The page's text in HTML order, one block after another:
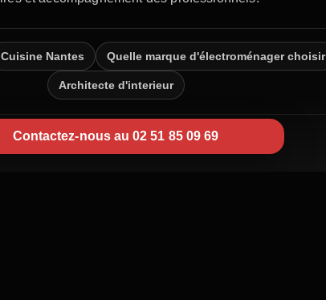
Cuisine Nantes Quelle marque d'électroménager choisir
Architecte d'interieur